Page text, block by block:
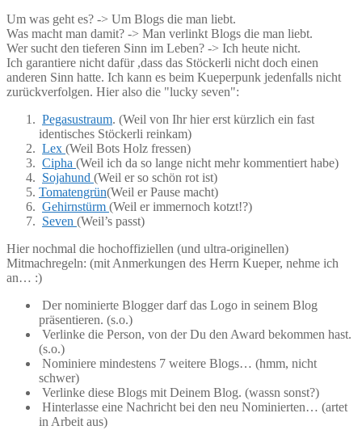
Um was geht es? -> Um Blogs die man liebt.
Was macht man damit? -> Man verlinkt Blogs die man liebt.
Wer sucht den tieferen Sinn im Leben? -> Ich heute nicht.
Ich garantiere nicht dafür ,dass das Stöckerli nicht doch einen
anderen Sinn hatte. Ich kann es beim Kueperpunk jedenfalls nicht
zurückverfolgen. Hier also die "lucky seven":
Pegasustraum. (Weil von Ihr hier erst kürzlich ein fast
identisches Stöckerli reinkam)
Lex (Weil Bots Holz fressen)
Cipha (Weil ich da so lange nicht mehr kommentiert habe)
Sojahund (Weil er so schön rot ist)
Tomatengrün(Weil er Pause macht)
Gehirnstürm (Weil er immernoch kotzt!?)
Seven (Weil’s passt)
Hier nochmal die hochoffiziellen (und ultra-originellen)
Mitmachregeln: (mit Anmerkungen des Herrn Kueper, nehme ich
an… :)
Der nominierte Blogger darf das Logo in seinem Blog
präsentieren. (s.o.)
Verlinke die Person, von der Du den Award bekommen hast.
(s.o.)
Nominiere mindestens 7 weitere Blogs… (hmm, nicht
schwer)
Verlinke diese Blogs mit Deinem Blog. (wassn sonst?)
Hinterlasse eine Nachricht bei den neu Nominierten… (artet
in Arbeit aus)